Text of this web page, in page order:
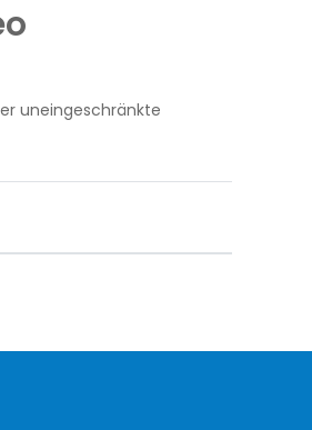
uneingeschränkte